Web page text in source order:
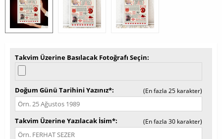
Takvim Üzerine Basılacak Fotoğrafı Seçin
Doğum Günü Tarihini Yazınız* (En fazla 25 karakter)
Takvim Üzerine Yazılacak İsim* (En fazla 30 karakter)